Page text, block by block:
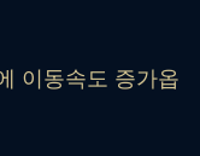
이동속도 증가옵